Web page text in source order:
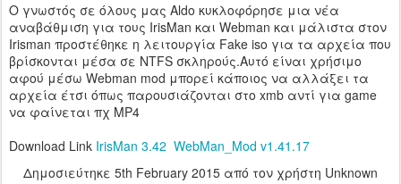
O γνωστός σε όλους μας Aldo κυκλοφόρησε μια νέα
αναβάθμιση για τους IrisMan και Webman και μάλιστα στον
Irisman προστέθηκε η λειτουργία Fake iso για τα αρχεία που
βρίσκονται μέσα σε NTFS σκληρούς.Αυτό είναι χρήσιμο
αφού μέσω Webman mod μπορεί κάποιος να αλλάξει τα
αρχεία έτσι όπως παρουσιάζονται στο xmb αντί για game
να φαίνεται πχ MP4
Download Link IrisMan 3.42 WebMan_Mod v1.41.17
Δημοσιεύτηκε 5th February 2015 από τον χρήστη Unknown